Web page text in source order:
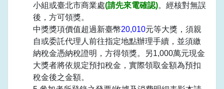
小組或臺北市商業處(請先來電確認)。經核對無誤
後，方可領獎。
中獎獎項價值超過新臺幣20,010元等大獎，須親
自或委託代理人前往指定地點辦理手續，並須繳
納稅金憑納稅證明，方得領獎。另1,000萬元現金
大獎者將依規定預扣稅金，實際領取金額為預扣
稅金後之金額。